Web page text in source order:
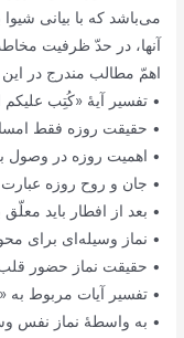
می‌باشد که با بیانی
آنها، در حدّ ظرفیت
اهمّ مطالب مندرج در
• تفسیر آیۀ «کُتِب علیکم
• حقیقت روزه فقط
• اهمیت روزه در وصول
• جان و روح روزه
• بعد از افطار باید
• نماز وسیله‌ای
• حقیقت نماز حضور
• تفسیر آیات مربوط به
• به واسطۀ نماز نفس